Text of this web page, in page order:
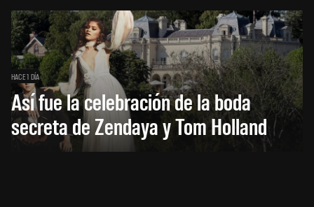
HACE 1 DÍA
Así fue la celebración de la boda
secreta de Zendaya y Tom Holland